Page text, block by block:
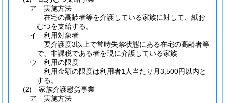
ア
実施方法
在宅の高齢者等を介護している家族に対して、紙お
むつを支給する。
イ
利用対象者
要介護度3以上で常時失禁状態にある在宅の高齢者等
で、非課税である者を現に介護している家族
ウ
利用の限度
利用金額の限度は利用者1人当たり月3,500円以内と
する。
(2)
家族介護慰労事業
ア
実施方法